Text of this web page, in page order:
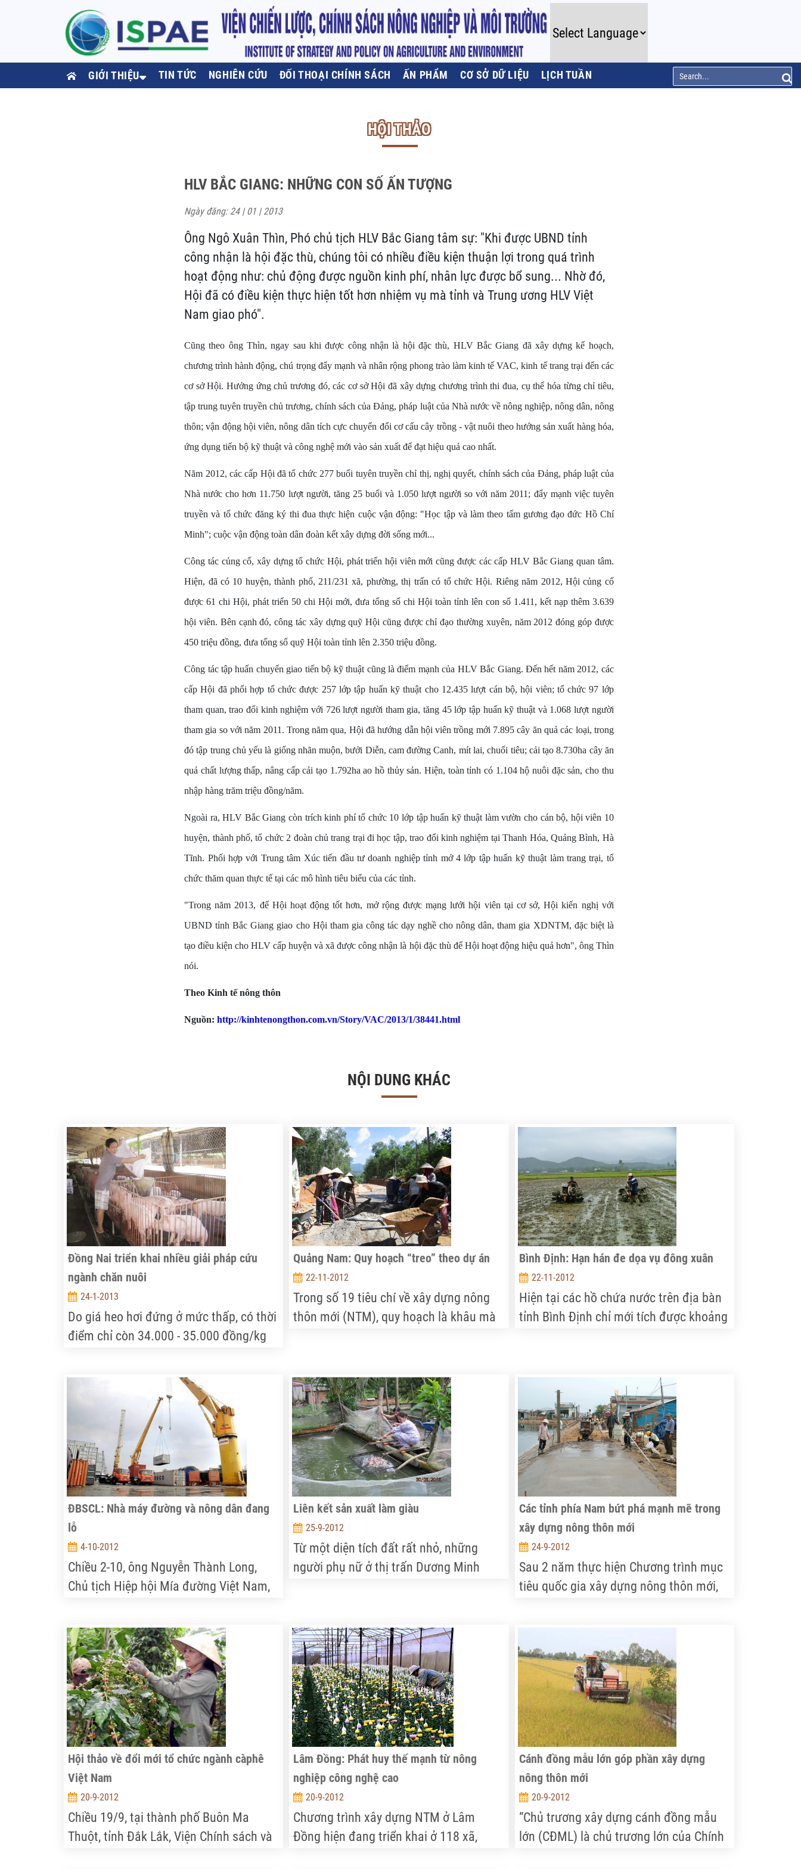
GIỚI THIỆU TIN TỨC NGHIÊN CỨU ĐỐI THOẠI CHÍNH SÁCH ẤN PHẨM CƠ SỞ DỮ LIỆU LỊCH TUẦN
HỘI THẢO
HLV BẮC GIANG: NHỮNG CON SỐ ẤN TƯỢNG
Ngày đăng: 24 | 01 | 2013
Ông Ngô Xuân Thìn, Phó chủ tịch HLV Bắc Giang tâm sự: "Khi được UBND tỉnh
công nhận là hội đặc thù, chúng tôi có nhiều điều kiện thuận lợi trong quá trình
hoạt động như: chủ động được nguồn kinh phí, nhân lực được bổ sung... Nhờ đó,
Hội đã có điều kiện thực hiện tốt hơn nhiệm vụ mà tỉnh và Trung ương HLV Việt
Nam giao phó".
Cũng theo ông Thìn, ngay sau khi được công nhận là hội đặc thù, HLV Bắc Giang đã xây dựng kế hoạch,
chương trình hành động, chú trọng đẩy mạnh và nhân rộng phong trào làm kinh tế VAC, kinh tế trang trại đến các
cơ sở Hội. Hưởng ứng chủ trương đó, các cơ sở Hội đã xây dựng chương trình thi đua, cụ thể hóa từng chỉ tiêu,
tập trung tuyên truyền chủ trương, chính sách của Đảng, pháp luật của Nhà nước về nông nghiệp, nông dân, nông
thôn; vận động hội viên, nông dân tích cực chuyển đổi cơ cấu cây trồng - vật nuôi theo hướng sản xuất hàng hóa,
ứng dụng tiến bộ kỹ thuật và công nghệ mới vào sản xuất để đạt hiệu quả cao nhất.
Năm 2012, các cấp Hội đã tổ chức 277 buổi tuyên truyền chỉ thị, nghị quyết, chính sách của Đảng, pháp luật của
Nhà nước cho hơn 11.750 lượt người, tăng 25 buổi và 1.050 lượt người so với năm 2011; đẩy mạnh việc tuyên
truyền và tổ chức đăng ký thi đua thực hiện cuộc vận động: "Học tập và làm theo tấm gương đạo đức Hồ Chí
Minh"; cuộc vận động toàn dân đoàn kết xây dựng đời sống mới...
Công tác củng cố, xây dựng tổ chức Hội, phát triển hội viên mới cũng được các cấp HLV Bắc Giang quan tâm.
Hiện, đã có 10 huyện, thành phố, 211/231 xã, phường, thị trấn có tổ chức Hội. Riêng năm 2012, Hội củng cố
được 61 chi Hội, phát triển 50 chi Hội mới, đưa tổng số chi Hội toàn tỉnh lên con số 1.411, kết nạp thêm 3.639
hội viên. Bên cạnh đó, công tác xây dựng quỹ Hội cũng được chỉ đạo thường xuyên, năm 2012 đóng góp được
450 triệu đồng, đưa tổng số quỹ Hội toàn tỉnh lên 2.350 triệu đồng.
Công tác tập huấn chuyển giao tiến bộ kỹ thuật cũng là điểm mạnh của HLV Bắc Giang. Đến hết năm 2012, các
cấp Hội đã phối hợp tổ chức được 257 lớp tập huấn kỹ thuật cho 12.435 lượt cán bộ, hội viên; tổ chức 97 lớp
tham quan, trao đổi kinh nghiệm với 726 lượt người tham gia, tăng 45 lớp tập huấn kỹ thuật và 1.068 lượt người
tham gia so với năm 2011. Trong năm qua, Hội đã hướng dẫn hội viên trồng mới 7.895 cây ăn quả các loại, trong
đó tập trung chủ yếu là giống nhãn muộn, bưởi Diễn, cam đường Canh, mít lai, chuối tiêu; cải tạo 8.730ha cây ăn
quả chất lượng thấp, nâng cấp cải tạo 1.792ha ao hồ thủy sản. Hiện, toàn tỉnh có 1.104 hộ nuôi đặc sản, cho thu
nhập hàng trăm triệu đồng/năm.
Ngoài ra, HLV Bắc Giang còn trích kinh phí tổ chức 10 lớp tập huấn kỹ thuật làm vườn cho cán bộ, hội viên 10
huyện, thành phố, tổ chức 2 đoàn chủ trang trại đi học tập, trao đổi kinh nghiệm tại Thanh Hóa, Quảng Bình, Hà
Tĩnh. Phối hợp với Trung tâm Xúc tiến đầu tư doanh nghiệp tỉnh mở 4 lớp tập huấn kỹ thuật làm trang trại, tổ
chức thăm quan thực tế tại các mô hình tiêu biểu của các tỉnh.
"Trong năm 2013, để Hội hoạt động tốt hơn, mở rộng được mạng lưới hội viên tại cơ sở, Hội kiến nghị với
UBND tỉnh Bắc Giang giao cho Hội tham gia công tác dạy nghề cho nông dân, tham gia XDNTM, đặc biệt là
tạo điều kiện cho HLV cấp huyện và xã được công nhận là hội đặc thù để Hội hoạt động hiệu quả hơn", ông Thìn
nói.
Theo Kinh tế nông thôn
Nguồn:http://kinhtenongthon.com.vn/Story/VAC/2013/1/38441.html
NỘI DUNG KHÁC
Đồng Nai triển khai nhiều giải pháp cứu
ngành chăn nuôi
24-1-2013
Do giá heo hơi đứng ở mức thấp, có thời
điểm chỉ còn 34.000 - 35.000 đồng/kg
nặng. Tại huyện Thống Nhất (Đồng Nai),
nhiều chủ trang trại đã “treo” chuồng vì
không thể cầm cự được. Vì vậy, việc tìm
những giải pháp trước mắt cũng như lâu
dài nhằm cứu ngành chăn nuôi đang
được địa phương đặc biệt quan tâm.
Nhiều giải pháp được đưa ra.
Quảng Nam: Quy hoạch “treo” theo dự án
22-11-2012
Trong số 19 tiêu chí về xây dựng nông
thôn mới (NTM), quy hoạch là khâu mà
nhất. Từ đó, việc thực hiện các tiêu chí
khác đang gặp rất nhiều khó khăn.
Bình Định: Hạn hán đe dọa vụ đông xuân
22-11-2012
Hiện tại các hồ chứa nước trên địa bàn
tỉnh Bình Định chỉ mới tích được khoảng
địa bàn tỉnh này.
ĐBSCL: Nhà máy đường và nông dân đang
lỗ
4-10-2012
Chiều 2-10, ông Nguyễn Thành Long,
Chủ tịch Hiệp hội Mía đường Việt Nam,
hiện nay rất khó khăn dù giá giảm
mạnh, chỉ còn 15.000 - 15.200 đồng/kg,
giảm 3.000 - 3.500 đồng/kg so cùng kỳ
năm ngoái.
Liên kết sản xuất làm giàu
25-9-2012
Từ một diện tích đất rất nhỏ, những
người phụ nữ ở thị trấn Dương Minh
nguồn nước hồ Dầu Tiếng nuôi cá
thương phẩm. Đến nay, cả 6 hộ trong tổ
LKSX đều có thu nhập nửa tỷ đồng mỗi
năm.
Các tỉnh phía Nam bứt phá mạnh mẽ trong
xây dựng nông thôn mới
24-9-2012
Sau 2 năm thực hiện Chương trình mục
tiêu quốc gia xây dựng nông thôn mới,
trong đó đổi thay lớn nhất là cơ sở hạ
tầng nông thôn.
Hội thảo về đổi mới tổ chức ngành càphê
Việt Nam
20-9-2012
Chiều 19/9, tại thành phố Buôn Ma
Thuột, tỉnh Đắk Lắk, Viện Chính sách và
Lâm Đồng: Phát huy thế mạnh từ nông
nghiệp công nghệ cao
20-9-2012
Chương trình xây dựng NTM ở Lâm
Đồng hiện đang triển khai ở 118 xã,
Cánh đồng mẫu lớn góp phần xây dựng
nông thôn mới
20-9-2012
“Chủ trương xây dựng cánh đồng mẫu
lớn (CĐML) là chủ trương lớn của Chính